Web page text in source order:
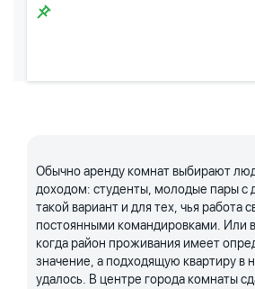
Обычно аренду комнат выбирают
доходом: студенты, молодые пары с
такой вариант и для тех, чья работа
постоянными командировками. Или в
когда район проживания имеет
значение, а подходящую квартиру в
удалось. В центре города комнаты